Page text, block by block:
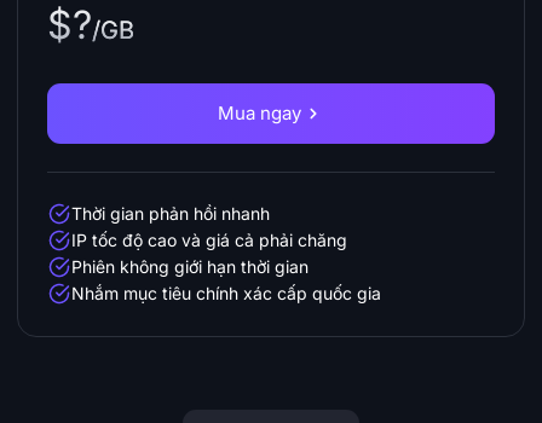
$?/GB
Mua ngay
Thời gian phản hồi nhanh
IP tốc độ cao và giá cả phải chăng
Phiên không giới hạn thời gian
Nhắm mục tiêu chính xác cấp quốc gia